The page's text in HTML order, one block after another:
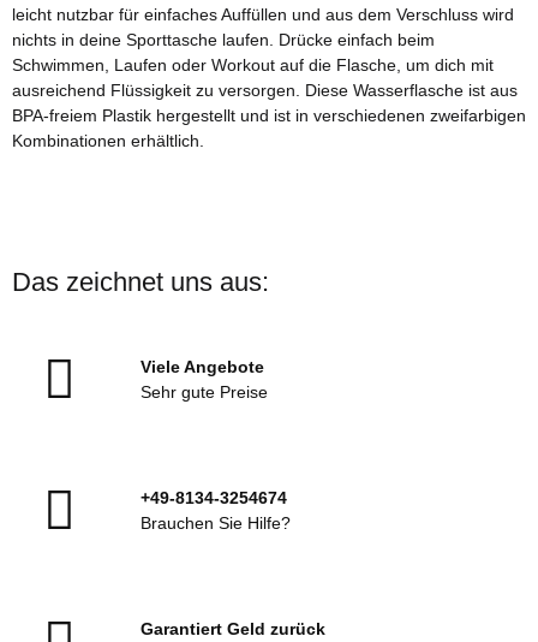
leicht nutzbar für einfaches Auffüllen und aus dem Verschluss wird
nichts in deine Sporttasche laufen. Drücke einfach beim
Schwimmen, Laufen oder Workout auf die Flasche, um dich mit
ausreichend Flüssigkeit zu versorgen. Diese Wasserflasche ist aus
BPA-freiem Plastik hergestellt und ist in verschiedenen zweifarbigen
Kombinationen erhältlich.
Das zeichnet uns aus:
Viele Angebote
Sehr gute Preise
+49-8134-3254674
Brauchen Sie Hilfe?
Garantiert Geld zurück